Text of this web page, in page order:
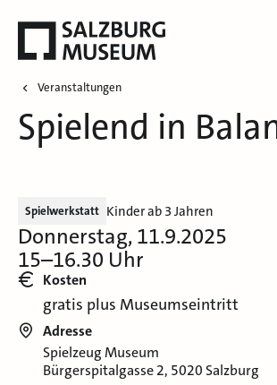
Veranstaltungen
Spielend in
Spielwerkstatt Kinder ab 3 Jahren
Donnerstag, 11.9.2025
15–16.30 Uhr
Kosten
gratis plus Museumseintritt
Adresse
Spielzeug Museum
Bürgerspitalgasse 2, 5020 Salzburg